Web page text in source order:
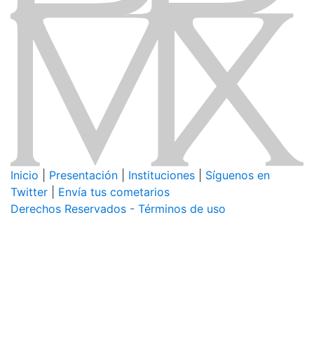
Inicio Presentación Instituciones
Síguenos en
Twitter
Envía tus cometarios
Derechos Reservados - Términos de uso